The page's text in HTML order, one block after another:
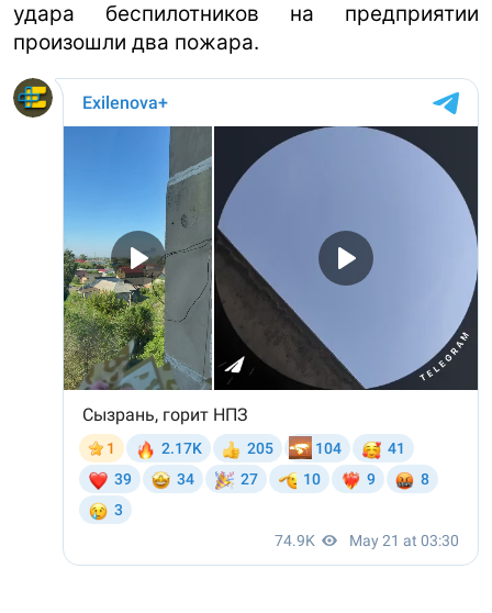
удара беспилотников на предприятии
произошли два пожара.